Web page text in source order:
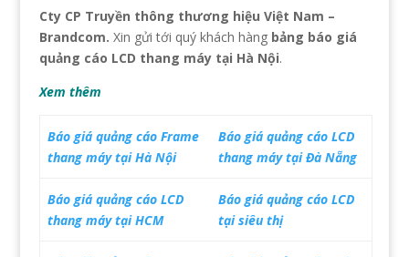
Cty CP Truyền thông thương hiệu Việt Nam –
Brandcom. Xin gửi tới quý khách hàng bảng báo giá
quảng cáo LCD thang máy tại Hà Nội.
Xem thêm
Báo giá quảng cáo Frame
thang máy tại Hà Nội
Báo giá quảng cáo LCD
thang máy tại Đà Nẵng
Báo giá quảng cáo LCD
thang máy tại HCM
Báo giá quảng cáo LCD
tại siêu thị